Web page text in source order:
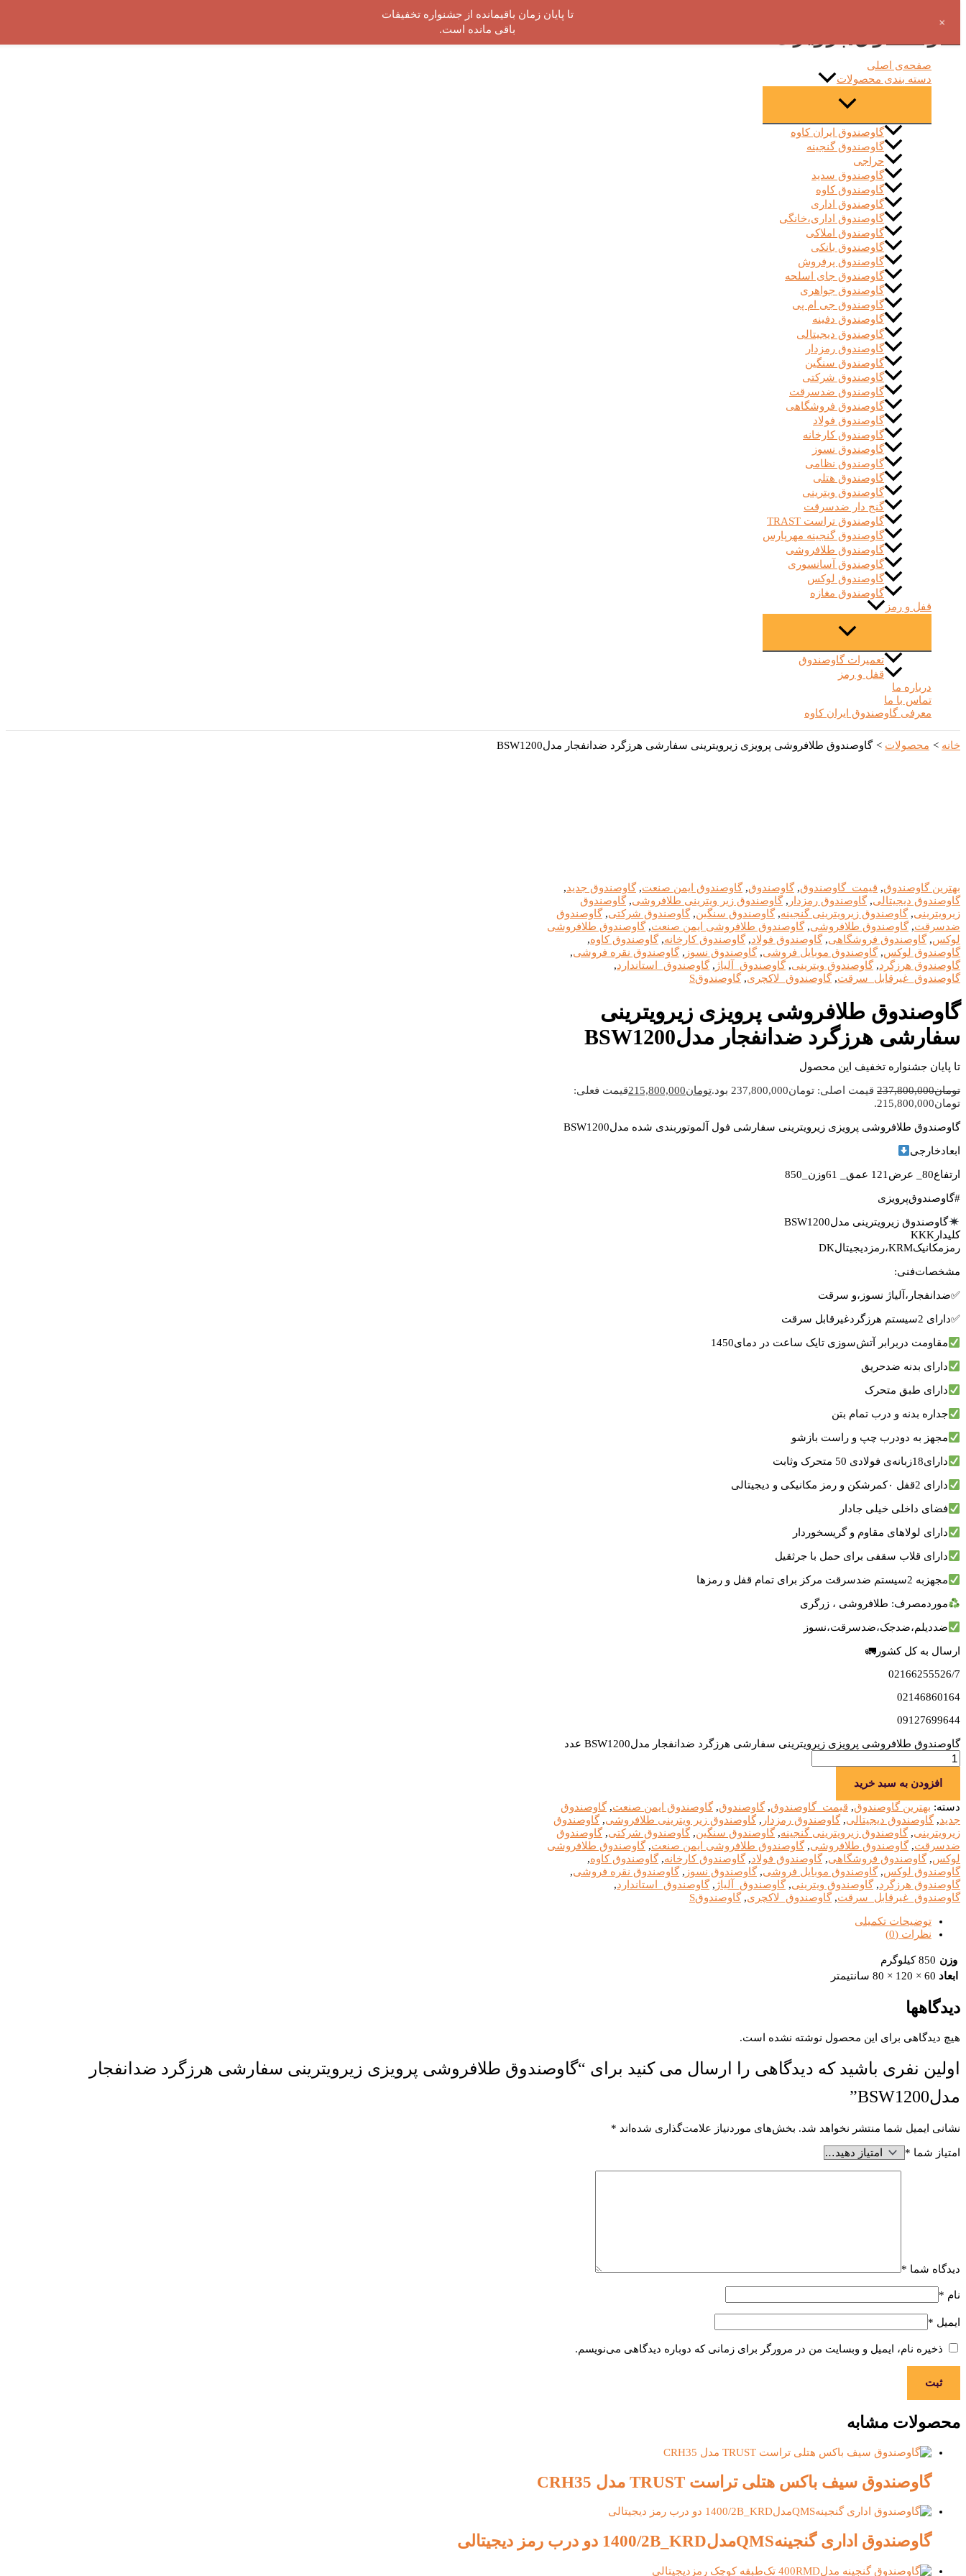
گاوصندوق پرویزی
صفحه‌ی اصلی
دسته بندی محصولات
گاوصندوق ایران کاوه
گاوصندوق گنجینه
حراجی
گاوصندوق سدید
گاوصندوق کاوه
گاوصندوق اداری
گاوصندوق اداری،خانگی
گاوصندوق املاکی
گاوصندوق بانکی
گاوصندوق پرفروش
گاوصندوق جای اسلحه
گاوصندوق جواهری
گاوصندوق جی ام پی
گاوصندوق دفینه
گاوصندوق دیجیتالی
گاوصندوق رمزدار
گاوصندوق سنگین
گاوصندوق شرکتی
گاوصندوق ضدسرقت
گاوصندوق فروشگاهی
گاوصندوق فولاد
گاوصندوق کارخانه
گاوصندوق نسوز
گاوصندوق نظامی
گاوصندوق هتلی
گاوصندوق ویترینی
گنج دار ضدسرقت
گاوصندوق تراست TRAST
گاوصندوق گنجینه مهرپارس
گاوصندوق طلافروشی
گاوصندوق آسانسوری
گاوصندوق لوکس
گاوصندوق مغازه
قفل و رمز
تعمیرات گاوصندوق
قفل و رمز
درباره ما
تماس با ما
معرفی گاوصندوق ایران کاوه
خانه محصولات گاوصندوق طلافروشی پرویزی زیرویترینی سفارشی هرزگرد ضدانفجار مدلBSW1200
فروش‌ویژه!
بهترین گاوصندوق, قیمت_گاوصندوق,گاوصندوق,گاوصندوق ایمن صنعت,گاوصندوق جدید,
گاوصندوق دیجیتالی,گاوصندوق رمزدار ,گاوصندوق زیر ویترینی طلافروشی,گاوصندوق
زیرویترینی,گاوصندوق زیرویترینی گنجینه,گاوصندوق سنگین,گاوصندوق شرکتی,گاوصندوق
ضدسرقت,گاوصندوق طلافروشی,گاوصندوق طلافروشی ایمن صنعت,گاوصندوق طلافروشی
لوکس,گاوصندوق فروشگاهی,گاوصندوق فولاد,گاوصندوق کارخانه,گاوصندوق کاوه,
گاوصندوق لوکس,گاوصندوق موبایل فروشی,گاوصندوق نسوز ,گاوصندوق نقره فروشی,
گاوصندوق هرزگرد,گاوصندوق ویترینی,گاوصندوق_آلیاژ ,گاوصندوق_استاندارد,
گاوصندوق_غیرقابل_سرقت,گاوصندوق_لاکچری,گاوصندوقS
گاوصندوق طلافروشی پرویزی زیرویترینی
سفارشی هرزگرد ضدانفجار مدلBSW1200
تا پایان جشنواره تخفیف این محصول
تومان237,800,000 قیمت اصلی: تومان237,800,000 بود. تومان215,800,000قیمت فعلی:
تومان215,800,000.
گاوصندوق طلافروشی پرویزی زیرویترینی سفارشی فول آلموتوربندی شده مدلBSW1200
ابعادخارجی
ارتفاع80_ عرض121 عمق_ 61وزن_850
#گاوصندوق‌پرویزی
گاوصندوق زیرویترینی مدلBSW1200
کلیدارKKK
رمزمکانیکKRM،رمزدیجیتالDK
مشخصات‌فنی:
✅ضدانفجار،آلیاژ نسوز،و سرقت
✅دارای 2سیستم هرزگردغیرقابل سرقت
مقاومت دربرابر آتش‌سوزی تایک ساعت در دمای1450
دارای بدنه ضدحریق
دارای طبق متحرک
جداره بدنه و درب تمام بتن
مجهز به دودرب چپ و راست بازشو
دارای18زبانه‌‌‌ی فولادی 50 متحرک وثابت
دارای 2قفل ۰کمرشکن و رمز مکانیکی و دیجیتالی
فضای داخلی خیلی جادار
دارای لولاهای مقاوم و گریسخوردار
دارای قلاب سقفی برای حمل با جرثقیل
مجهزبه 2سیستم ضدسرقت مرکز برای تمام قفل و رمزها
موردمصرف:‌ طلافروشی ، ‌زرگری
ضددیلم،ضدجک،ضدسرقت،نسوز
ارسال به کل کشور🚛
02166255526/7
02146860164
09127699644
گاوصندوق طلافروشی پرویزی زیرویترینی سفارشی هرزگرد ضدانفجار مدلBSW1200 عدد
افزودن به سبد خرید
دسته: بهترین گاوصندوق, قیمت_گاوصندوق,گاوصندوق,گاوصندوق ایمن صنعت,گاوصندوق
جدید,گاوصندوق دیجیتالی,گاوصندوق رمزدار ,گاوصندوق زیر ویترینی طلافروشی,گاوصندوق
زیرویترینی,گاوصندوق زیرویترینی گنجینه,گاوصندوق سنگین,گاوصندوق شرکتی,گاوصندوق
ضدسرقت,گاوصندوق طلافروشی,گاوصندوق طلافروشی ایمن صنعت,گاوصندوق طلافروشی
لوکس,گاوصندوق فروشگاهی,گاوصندوق فولاد,گاوصندوق کارخانه,گاوصندوق کاوه,
گاوصندوق لوکس,گاوصندوق موبایل فروشی,گاوصندوق نسوز ,گاوصندوق نقره فروشی,
گاوصندوق هرزگرد,گاوصندوق ویترینی,گاوصندوق_آلیاژ ,گاوصندوق_استاندارد,
گاوصندوق_غیرقابل_سرقت,گاوصندوق_لاکچری,گاوصندوقS
توضیحات تکمیلی
نظرات (0)
وزن 850 کیلوگرم
ابعاد 60 × 120 × 80 سانتیمتر
دیدگاهها
هیچ دیدگاهی برای این محصول نوشته نشده است.
اولین نفری باشید که دیدگاهی را ارسال می کنید برای “گاوصندوق طلافروشی پرویزی زیرویترینی سفارشی هرزگرد ضدانفجار
مدلBSW1200”
نشانی ایمیل شما منتشر نخواهد شد. بخش‌های موردنیاز علامت‌گذاری شده‌اند *
امتیاز شما *
دیدگاه شما *
نام *
ایمیل *
ذخیره نام، ایمیل و وبسایت من در مرورگر برای زمانی که دوباره دیدگاهی می‌نویسم.
محصولات مشابه
گاوصندوق سیف باکس هتلی تراست TRUST مدل CRH35
گاوصندوق اداری گنجینهQMSمدل1400/2B_KRD دو درب رمز دیجیتالی
تا پایان زمان باقیمانده از جشنواره تخفیفات
باقی مانده است.
+